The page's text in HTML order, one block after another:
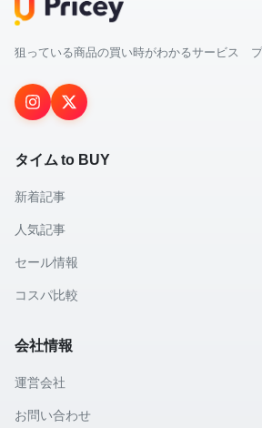
狙っている商品の買い時がわかるサービス
タイム to BUY
新着記事
人気記事
セール情報
コスパ比較
会社情報
運営会社
お問い合わせ